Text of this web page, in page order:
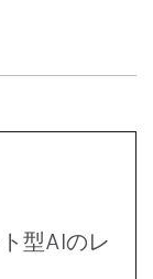
型AIのレ